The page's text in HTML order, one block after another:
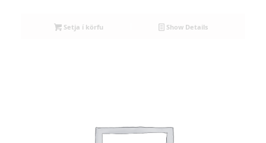
Setja í körfu Show Details